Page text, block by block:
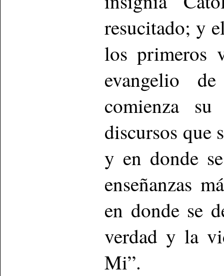
resucitado; y
los primeros
evangelio
comienza
discursos que
y en donde
enseñanzas
en donde se
verdad y la
Mi”.